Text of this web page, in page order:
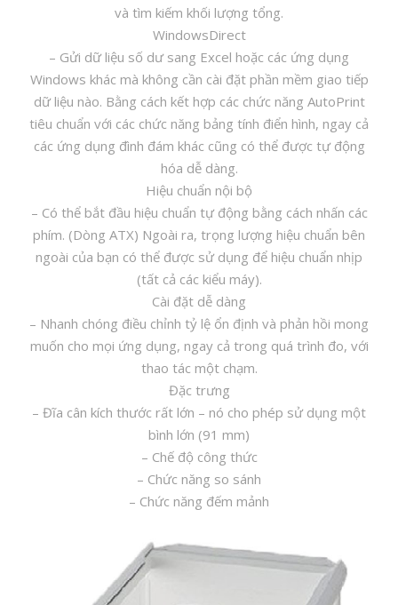
và tìm kiếm khối lượng tổng.
WindowsDirect
– Gửi dữ liệu số dư sang Excel hoặc các ứng dụng
Windows khác mà không cần cài đặt phần mềm giao tiếp
dữ liệu nào. Bằng cách kết hợp các chức năng AutoPrint
tiêu chuẩn với các chức năng bảng tính điển hình, ngay cả
các ứng dụng đình đám khác cũng có thể được tự động
hóa dễ dàng.
Hiệu chuẩn nội bộ
– Có thể bắt đầu hiệu chuẩn tự động bằng cách nhấn các
phím. (Dòng ATX) Ngoài ra, trọng lượng hiệu chuẩn bên
ngoài của bạn có thể được sử dụng để hiệu chuẩn nhịp
(tất cả các kiểu máy).
Cài đặt dễ dàng
– Nhanh chóng điều chỉnh tỷ lệ ổn định và phản hồi mong
muốn cho mọi ứng dụng, ngay cả trong quá trình đo, với
thao tác một chạm.
Đặc trưng
– Đĩa cân kích thước rất lớn – nó cho phép sử dụng một
bình lớn (91 mm)
– Chế độ công thức
– Chức năng so sánh
– Chức năng đếm mảnh